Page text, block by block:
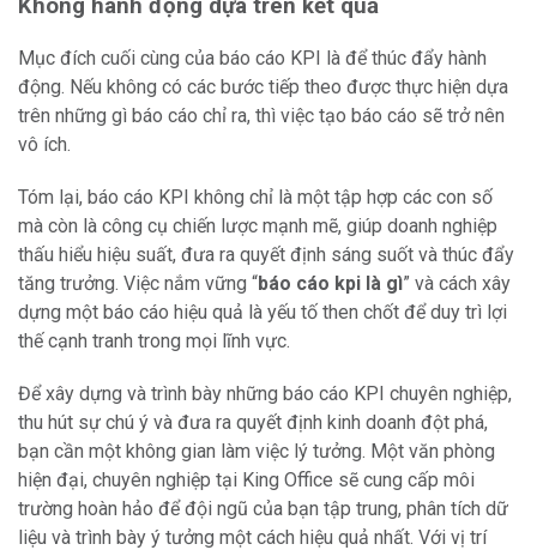
Không hành động dựa trên kết quả
Mục đích cuối cùng của báo cáo KPI là để thúc đẩy hành
động. Nếu không có các bước tiếp theo được thực hiện dựa
trên những gì báo cáo chỉ ra, thì việc tạo báo cáo sẽ trở nên
vô ích.
Tóm lại, báo cáo KPI không chỉ là một tập hợp các con số
mà còn là công cụ chiến lược mạnh mẽ, giúp doanh nghiệp
thấu hiểu hiệu suất, đưa ra quyết định sáng suốt và thúc đẩy
tăng trưởng. Việc nắm vững “báo cáo kpi là gì” và cách xây
dựng một báo cáo hiệu quả là yếu tố then chốt để duy trì lợi
thế cạnh tranh trong mọi lĩnh vực.
Để xây dựng và trình bày những báo cáo KPI chuyên nghiệp,
thu hút sự chú ý và đưa ra quyết định kinh doanh đột phá,
bạn cần một không gian làm việc lý tưởng. Một văn phòng
hiện đại, chuyên nghiệp tại King Office sẽ cung cấp môi
trường hoàn hảo để đội ngũ của bạn tập trung, phân tích dữ
liệu và trình bày ý tưởng một cách hiệu quả nhất. Với vị trí